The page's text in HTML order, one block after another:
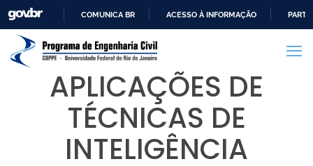
PARA
CONTEÚDO
COMUNICA BR ACESSO À INFORMAÇÃO
APLICAÇÕES DE
TÉCNICAS DE
INTELIGÊNCIA